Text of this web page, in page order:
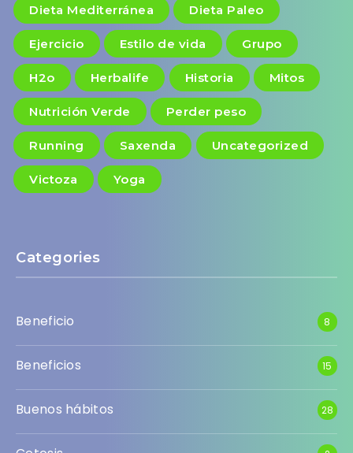
Dieta Mediterránea Dieta Paleo
Ejercicio Estilo de vida Grupo
H2o Herbalife Historia Mitos
Nutrición Verde Perder peso
Running Saxenda Uncategorized
Victoza Yoga
Categories
Beneficio 8
Beneficios 15
Buenos hábitos 28